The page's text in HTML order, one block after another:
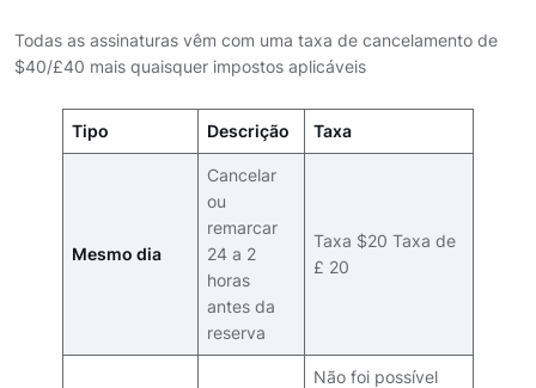
Todas as assinaturas vêm com uma taxa de cancelamento de
$40/£40 mais quaisquer impostos aplicáveis
Tipo Descrição Taxa
Mesmo dia
Cancelar
ou
remarcar
24 a 2
horas
antes da
reserva
Taxa $20 Taxa de
£ 20
Não foi possível